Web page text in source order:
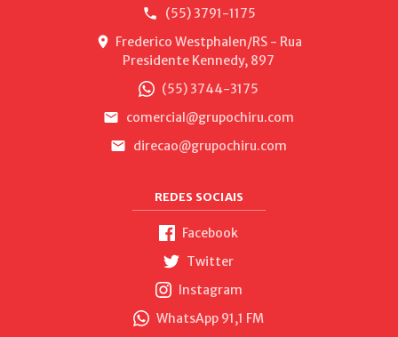
(55) 3791-1175
Frederico Westphalen/RS - Rua
Presidente Kennedy, 897
(55) 3744-3175
comercial@grupochiru.com
direcao@grupochiru.com
REDES SOCIAIS
Facebook
Twitter
Instagram
WhatsApp 91,1 FM